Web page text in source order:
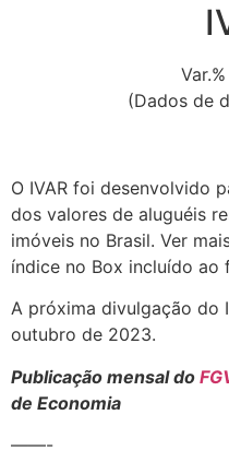
(Dados de
O IVAR foi desenvolvido
dos valores de aluguéis
imóveis no Brasil. Ver
índice no Box incluído ao
A próxima divulgação do
outubro de 2023.
Publicação mensal do
de Economia
——-